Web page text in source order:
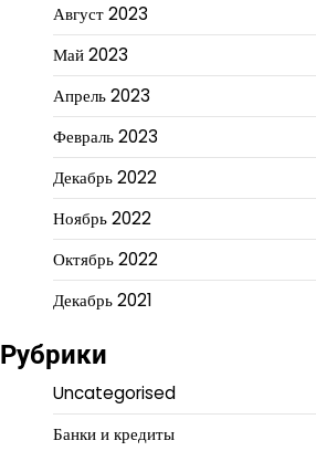
Август 2023
Май 2023
Апрель 2023
Февраль 2023
Декабрь 2022
Ноябрь 2022
Октябрь 2022
Декабрь 2021
Рубрики
Uncategorised
Банки и кредиты